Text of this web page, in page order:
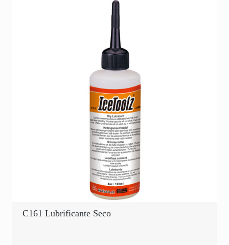
C161 Lubrificante Seco